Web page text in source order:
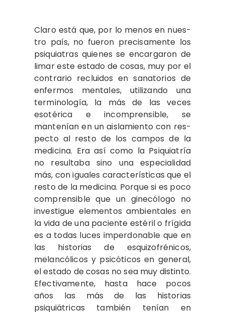
Claro está que, por lo menos en nues­
tro país, no fueron precisamente los
psi­quiatras quienes se encargaron de
limar este estado de cosas, muy por el
contrario recluidos en sanatorios de
enfermos men­tales, utilizando una
terminología, la más de las veces
esotérica e incomprensible, se
mantenían en un aislamiento con res­
pecto al resto de los campos de la
medi­cina. Era así como la Psiquiatría
no resul­taba sino una especialidad
más, con igua­les características que el
resto de la me­dicina. Porque si es poco
comprensible que un ginecólogo no
investigue elemen­tos ambientales en
la vida de una pacien­te estéril o frígida
es a todas luces im­perdonable que en
las historias de esqui­zofrénicos,
melancólicos y psicóticos en general,
el estado de cosas no sea muy distinto.
Efectivamente, hasta hace pocos
años las más de las historias
psiquiátricas también tenían en